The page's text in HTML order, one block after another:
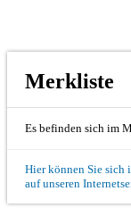
Merkliste
Es befinden sich im
Hier können Sie sich
auf unseren